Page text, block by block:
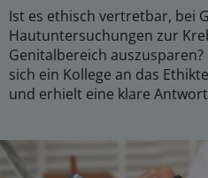
Ist es ethisch vertretbar, bei
Hautuntersuchungen zur
Genitalbereich
sich ein Kollege an das
und erhielt eine klare